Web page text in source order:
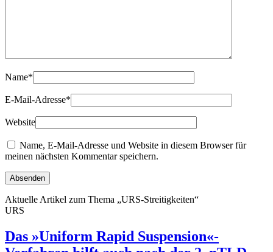
Name*
E-Mail-Adresse*
Website
Name, E-Mail-Adresse und Website in diesem Browser für
meinen nächsten Kommentar speichern.
Aktuelle Artikel zum Thema „URS-Streitigkeiten“
URS
Das »Uniform Rapid Suspension«-